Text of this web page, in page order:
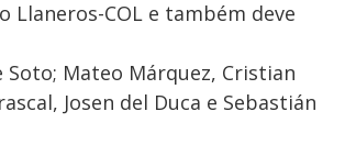
COL e também deve
Soto; Mateo Márquez, Cristian
Josen del Duca e Sebastián